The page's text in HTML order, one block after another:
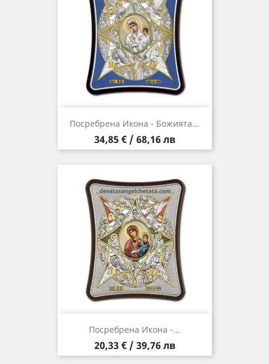
Посребрена Икона - Божията...
Цена
34,85 € / 68,16 лв
Посребрена Икона -...
Цена
20,33 € / 39,76 лв